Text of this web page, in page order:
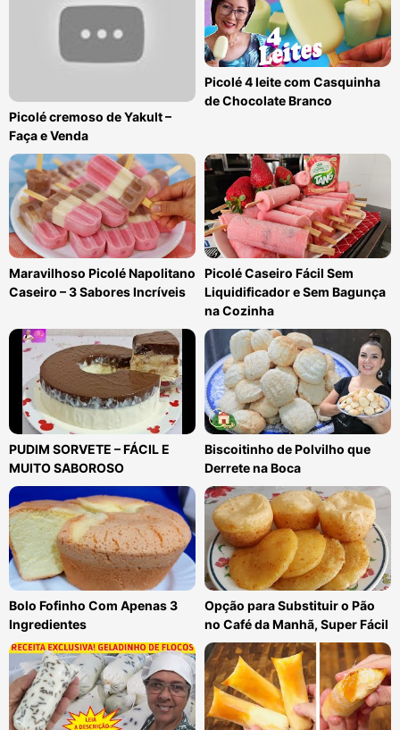
Picolé cremoso de Yakult –
Faça e Venda
Picolé 4 leite com Casquinha
de Chocolate Branco
Maravilhoso Picolé Napolitano
Caseiro – 3 Sabores Incríveis
Picolé Caseiro Fácil Sem
Liquidificador e Sem Bagunça
na Cozinha
PUDIM SORVETE – FÁCIL E
MUITO SABOROSO
Biscoitinho de Polvilho que
Derrete na Boca
Bolo Fofinho Com Apenas 3
Ingredientes
Opção para Substituir o Pão
no Café da Manhã, Super Fácil